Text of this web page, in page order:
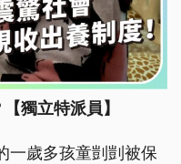
獨立特派員】
一歲多孩童剴剴被保